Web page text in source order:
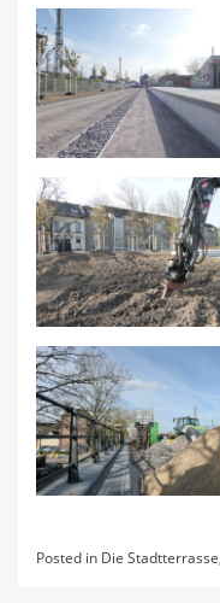
Posted in Die Stadtterrasse